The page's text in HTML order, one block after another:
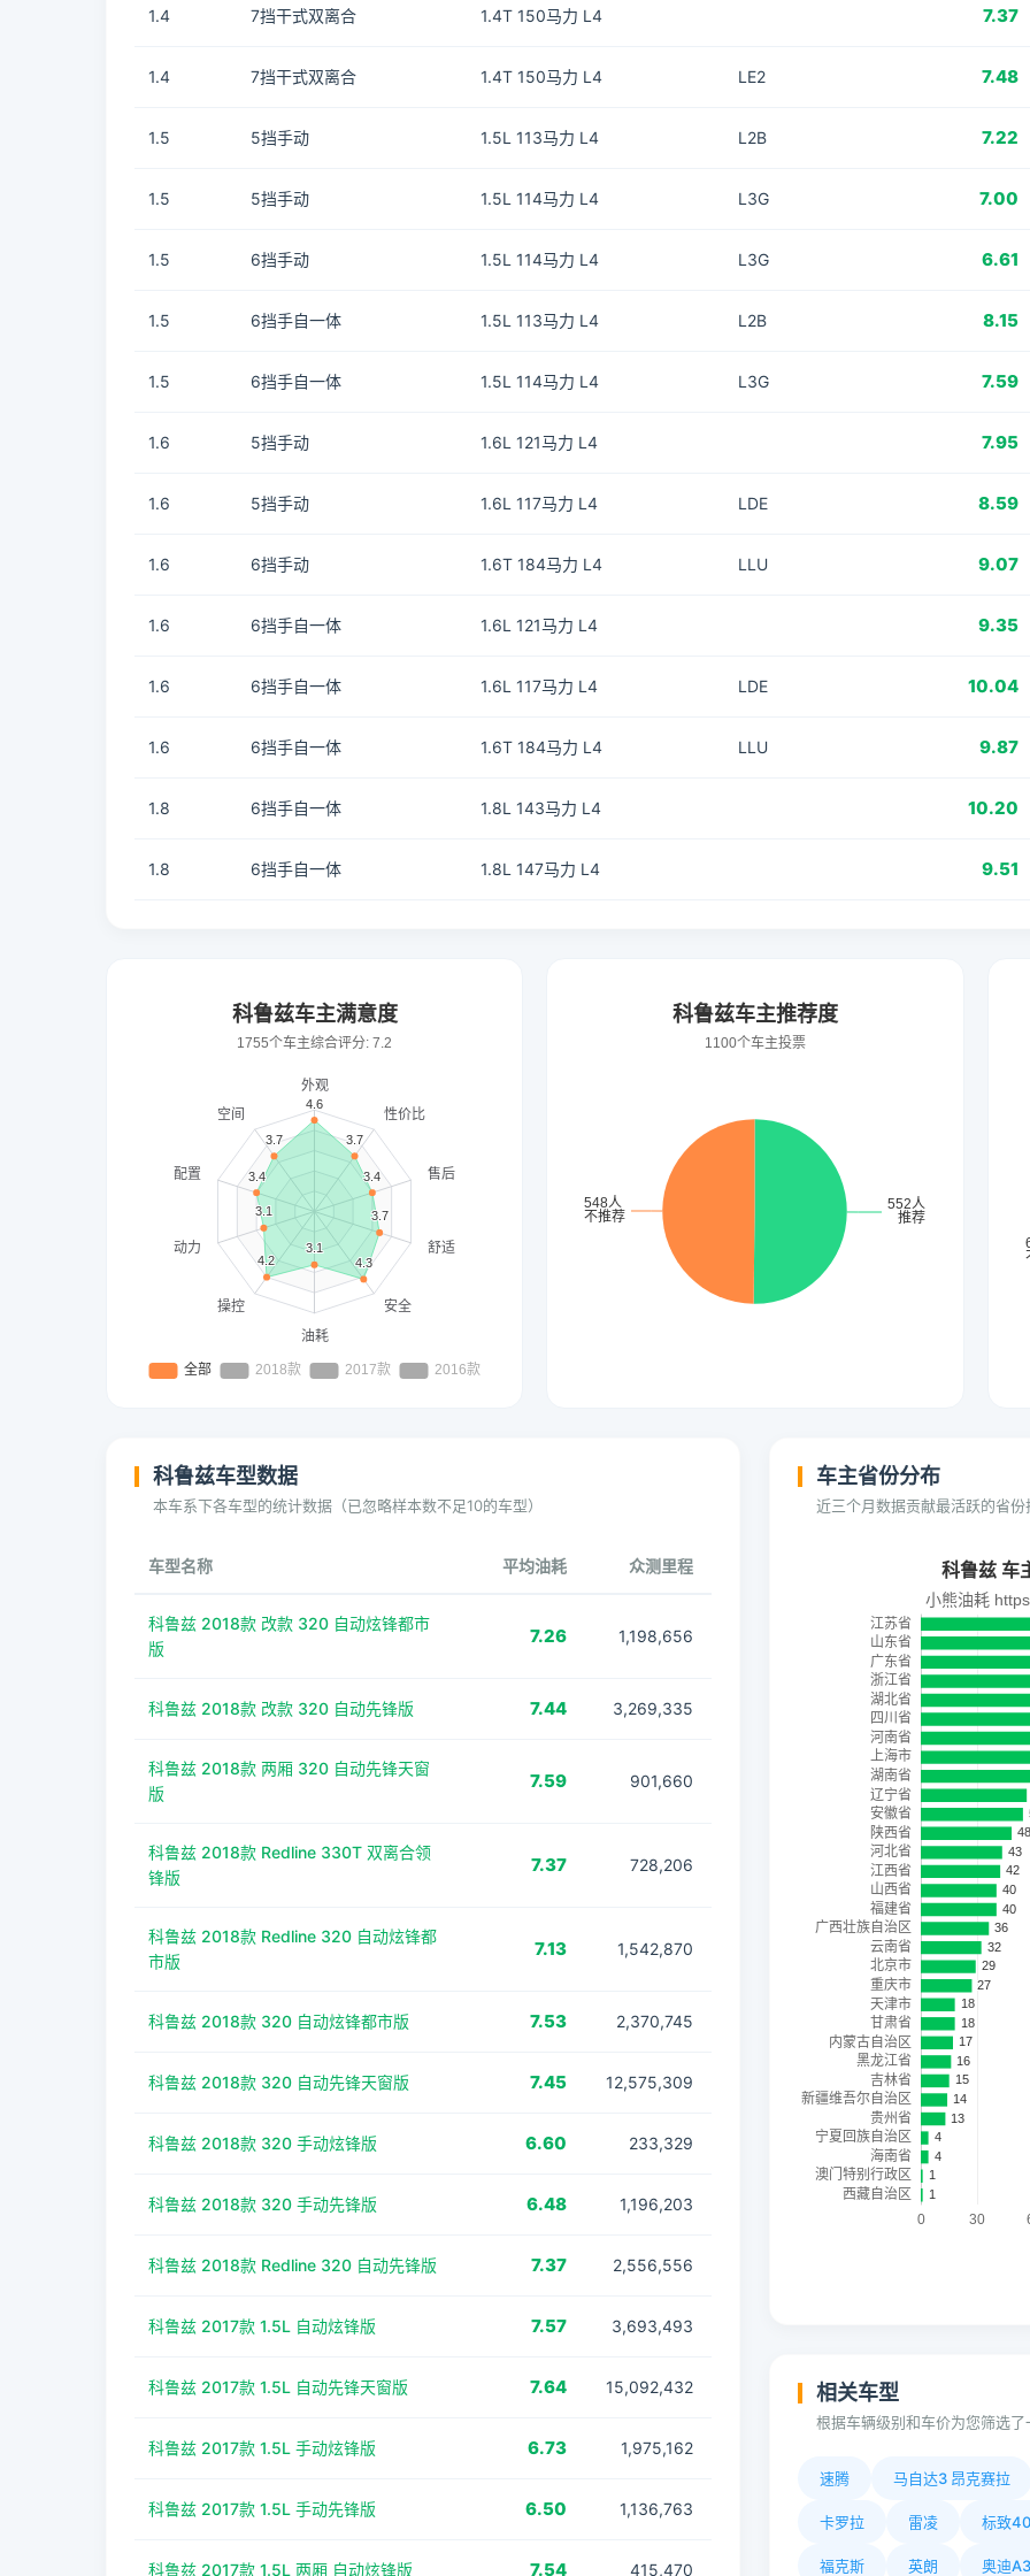
1.4 7挡干式双离合 1.4T 150马力 L4 7.37
1.4 7挡干式双离合 1.4T 150马力 L4 LE2 7.48
1.5 5挡手动 1.5L 113马力 L4 L2B 7.22
1.5 5挡手动 1.5L 114马力 L4 L3G 7.00
1.5 6挡手动 1.5L 114马力 L4 L3G 6.61
1.5 6挡手自一体 1.5L 113马力 L4 L2B 8.15
1.5 6挡手自一体 1.5L 114马力 L4 L3G 7.59
1.6 5挡手动 1.6L 121马力 L4 7.95
1.6 5挡手动 1.6L 117马力 L4 LDE 8.59
1.6 6挡手动 1.6T 184马力 L4 LLU 9.07
1.6 6挡手自一体 1.6L 121马力 L4 9.35
1.6 6挡手自一体 1.6L 117马力 L4 LDE 10.04
1.6 6挡手自一体 1.6T 184马力 L4 LLU 9.87
1.8 6挡手自一体 1.8L 143马力 L4 10.20
1.8 6挡手自一体 1.8L 147马力 L4 9.51
科鲁兹车型数据
本车系下各车型的统计数据（已忽略样本数不足10的车型）
车型名称 平均油耗 众测里程
科鲁兹 2018款 改款 320 自动炫锋都市
版
7.26 1,198,656
科鲁兹 2018款 改款 320 自动先锋版 7.44 3,269,335
科鲁兹 2018款 两厢 320 自动先锋天窗
版
7.59 901,660
科鲁兹 2018款 Redline 330T 双离合领
锋版
7.37 728,206
科鲁兹 2018款 Redline 320 自动炫锋都
市版
7.13 1,542,870
科鲁兹 2018款 320 自动炫锋都市版 7.53 2,370,745
科鲁兹 2018款 320 自动先锋天窗版 7.45 12,575,309
科鲁兹 2018款 320 手动炫锋版 6.60 233,329
科鲁兹 2018款 320 手动先锋版 6.48 1,196,203
科鲁兹 2018款 Redline 320 自动先锋版 7.37 2,556,556
科鲁兹 2017款 1.5L 自动炫锋版 7.57 3,693,493
科鲁兹 2017款 1.5L 自动先锋天窗版 7.64 15,092,432
科鲁兹 2017款 1.5L 手动炫锋版 6.73 1,975,162
科鲁兹 2017款 1.5L 手动先锋版 6.50 1,136,763
科鲁兹 2017款 1.5L 两厢 自动炫锋版 7.54 415,470
车主省份分布
近三个月数据贡献最活跃的省份
相关车型
根据车辆级别和车价为您筛选
速腾 马自达3 昂克赛拉
卡罗拉 雷凌 标致
福克斯 英朗 奥迪A3